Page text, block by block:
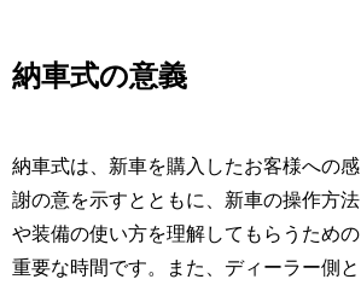
納車式の意義
納車式は、新車を購入したお客様への感
謝の意を示すとともに、新車の操作方法
や装備の使い方を理解してもらうための
重要な時間です。また、ディーラー側と